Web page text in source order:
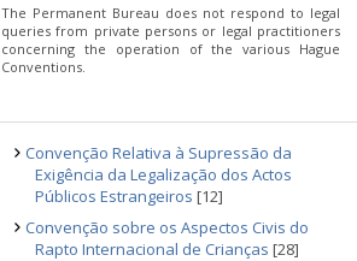
The Permanent Bureau does not respond to legal
queries from private persons or legal practitioners
concerning the operation of the various Hague
Conventions.
Convenção Relativa à Supressão da
Exigência da Legalização dos Actos
Públicos Estrangeiros [12]
Convenção sobre os Aspectos Civis do
Rapto Internacional de Crianças [28]